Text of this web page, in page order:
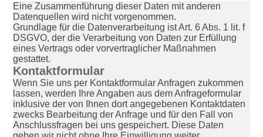
Eine Zusammenführung dieser Daten mit anderen
Datenquellen wird nicht vorgenommen.
Grundlage für die Datenverarbeitung ist Art. 6 Abs. 1 lit. f
DSGVO, der die Verarbeitung von Daten zur Erfüllung
eines Vertrags oder vorvertraglicher Maßnahmen
gestattet.
Kontaktformular
Wenn Sie uns per Kontaktformular Anfragen zukommen
lassen, werden Ihre Angaben aus dem Anfrageformular
inklusive der von Ihnen dort angegebenen Kontaktdaten
zwecks Bearbeitung der Anfrage und für den Fall von
Anschlussfragen bei uns gespeichert. Diese Daten